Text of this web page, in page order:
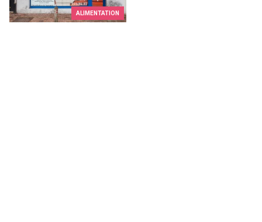
ALIMENTATION